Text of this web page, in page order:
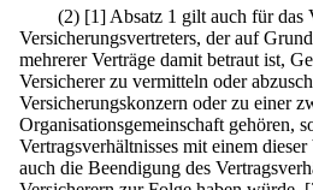
(2) [1] Absatz 1 gilt auch für das
Versicherungsvertreters, der auf
mehrerer Verträge damit betraut ist,
Versicherer zu vermitteln oder
Versicherungskonzern oder zu einer
Organisationsgemeinschaft gehören,
Vertragsverhältnisses mit einem
auch die Beendigung des